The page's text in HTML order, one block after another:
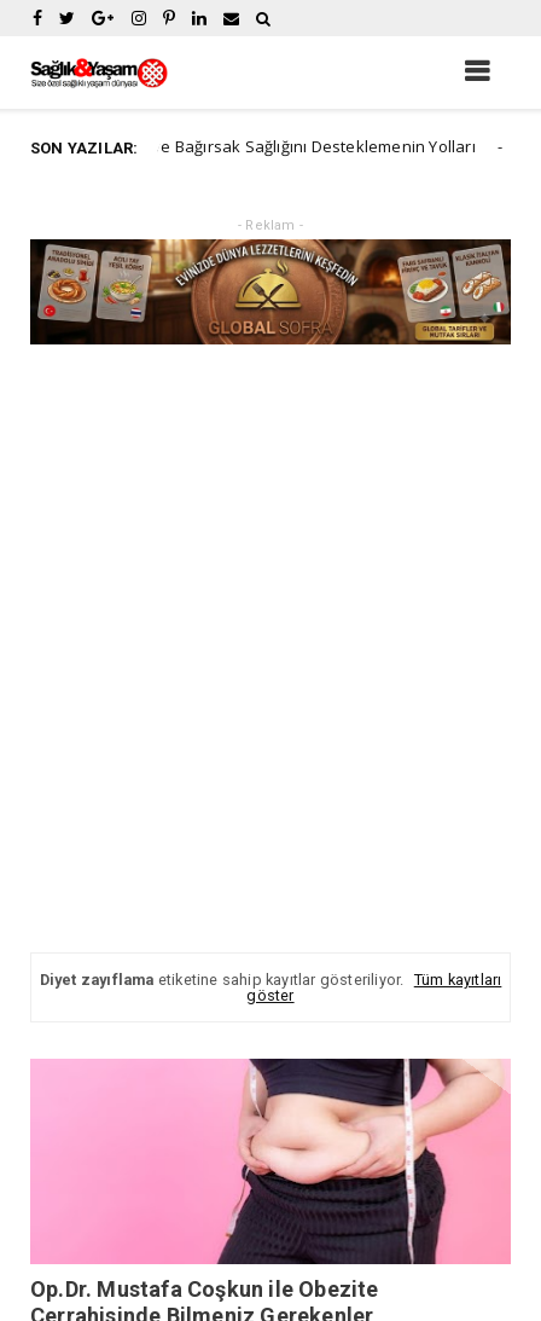
SON YAZILAR:
ve Bağırsak Sağlığını Desteklemenin Yolları Genel Sağlık
- Reklam -
Diyet zayıflama etiketine sahip kayıtlar gösteriliyor.
Tüm kayıtları
göster
Op.Dr. Mustafa Coşkun ile Obezite
Cerrahisinde Bilmeniz Gerekenler